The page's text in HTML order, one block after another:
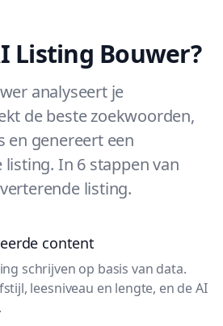
Listing Bouwer?
analyseert je
de beste zoekwoorden,
en genereert een
In 6 stappen van
listing.
content
schrijven op basis van data.
leesniveau en lengte, en de AI